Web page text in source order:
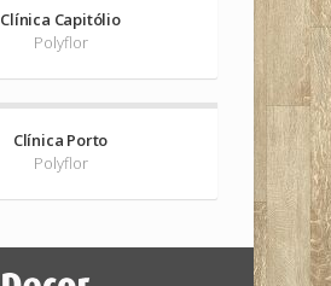
Clínica Capitólio
Polyflor
Clínica Porto
Polyflor